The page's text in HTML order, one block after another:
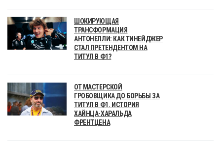
ШОКИРУЮЩАЯ
ТРАНСФОРМАЦИЯ
АНТОНЕЛЛИ: КАК ТИНЕЙДЖЕР
СТАЛ ПРЕТЕНДЕНТОМ НА
ТИТУЛ В Ф1?
ОТ МАСТЕРСКОЙ
ГРОБОВЩИКА ДО БОРЬБЫ ЗА
ТИТУЛ В Ф1. ИСТОРИЯ
ХАЙНЦА-ХАРАЛЬДА
ФРЕНТЦЕНА